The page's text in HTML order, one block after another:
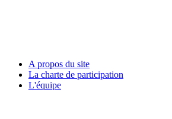
A propos du site
La charte de participation
L'équipe